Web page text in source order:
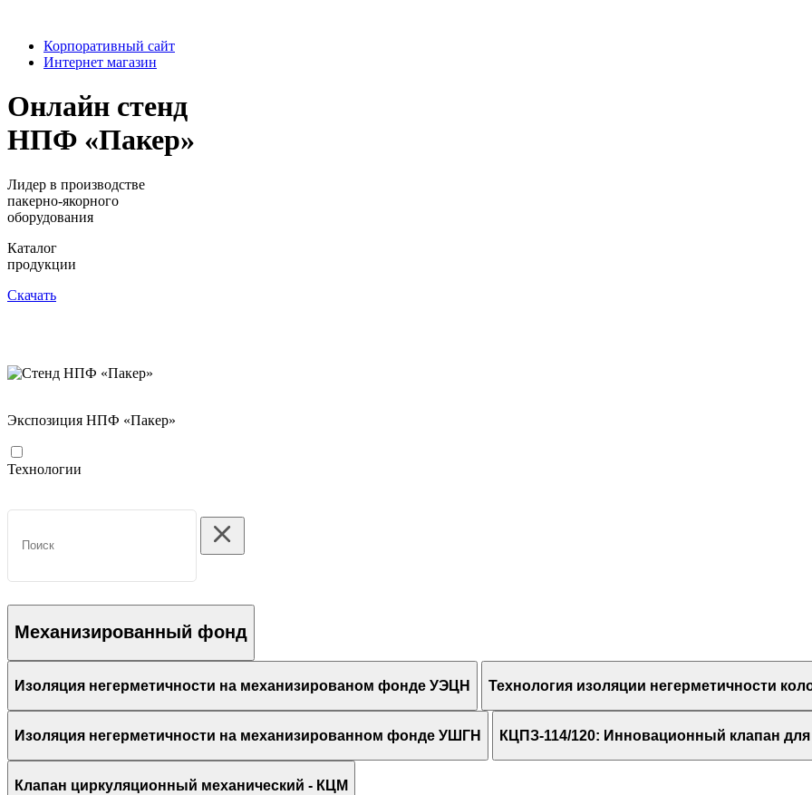
Корпоративный сайт
Интернет магазин
Онлайн стенд
НПФ «Пакер»
Лидер в производстве
пакерно-якорного
оборудования
Каталог
продукции
Скачать
Экспозиция НПФ «Пакер»
Технологии
Механизированный фонд
Изоляция негерметичности на механизированом фонде УЭЦН Технология изоляции негерметичности
Изоляция негерметичности на механизированном фонде УШГН КЦПЗ-114/120: Инновационный клапан
Клапан циркуляционный механический - КЦМ